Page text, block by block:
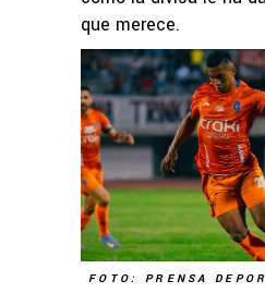
que merece.
FOTO: PRENSA